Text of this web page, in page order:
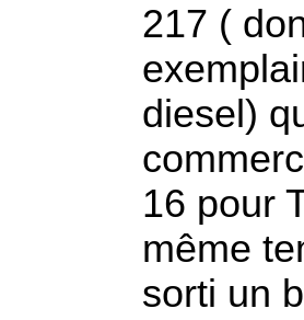
217 (
diesel)
16 pour
même
sorti un